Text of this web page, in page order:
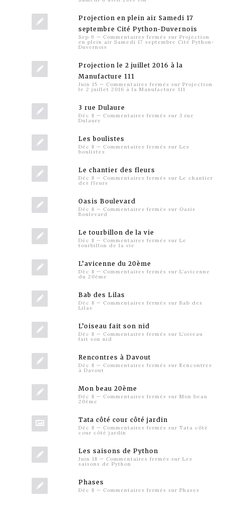
Projection en plein air Samedi 17
septembre Cité Python-Duvernois
Sep 9 — Commentaires fermés sur Projection
en plein air Samedi 17 septembre Cité Python-
Duvernois
Projection le 2 juillet 2016 à la
Manufacture 111
Juin 15 — Commentaires fermés sur Projection
le 2 juillet 2016 à la Manufacture 111
3 rue Dulaure
Déc 8 — Commentaires fermés sur 3 rue
Dulaure
Les boulistes
Déc 8 — Commentaires fermés sur Les
boulistes
Le chantier des fleurs
Déc 8 — Commentaires fermés sur Le chantier
des fleurs
Oasis Boulevard
Déc 8 — Commentaires fermés sur Oasis
Boulevard
Le tourbillon de la vie
Déc 8 — Commentaires fermés sur Le
tourbillon de la vie
L’avicenne du 20ème
Déc 8 — Commentaires fermés sur L’avicenne
du 20ème
Bab des Lilas
Déc 8 — Commentaires fermés sur Bab des
Lilas
L’oiseau fait son nid
Déc 8 — Commentaires fermés sur L’oiseau
fait son nid
Rencontres à Davout
Déc 8 — Commentaires fermés sur Rencontres
à Davout
Mon beau 20ème
Déc 8 — Commentaires fermés sur Mon beau
20ème
Tata côté cour côté jardin
Déc 8 — Commentaires fermés sur Tata côté
cour côté jardin
Les saisons de Python
Juin 18 — Commentaires fermés sur Les
saisons de Python
Phases
Déc 8 — Commentaires fermés sur Phases